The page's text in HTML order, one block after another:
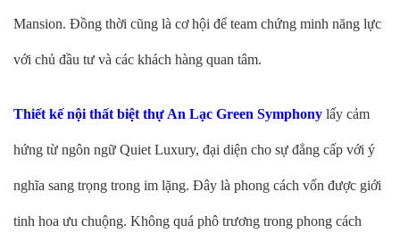
Mansion. Đồng thời cũng là cơ hội để team chứng minh năng lực
với chủ đầu tư và các khách hàng quan tâm.
Thiết kế nội thất biệt thự An Lạc Green Symphony lấy cảm
hứng từ ngôn ngữ Quiet Luxury, đại diện cho sự đẳng cấp với ý
nghĩa sang trọng trong im lặng. Đây là phong cách vốn được giới
tinh hoa ưu chuộng. Không quá phô trương trong phong cách